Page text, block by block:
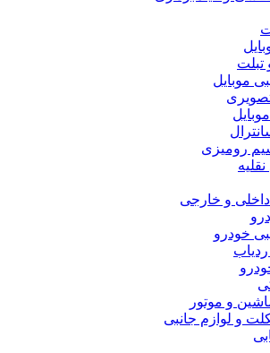
تبلت
موبایل
رومیزی
و خارجی
خودرو
و موتور
و لوازم جانبی